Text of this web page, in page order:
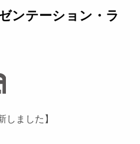
ンテーション・ラ
しました】